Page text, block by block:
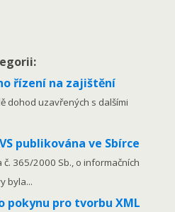
řízení na zajištění
dohod uzavřených s dalšími
publikována ve Sbírce
č. 365/2000 Sb., o informačních
byla...
pokynu pro tvorbu XML